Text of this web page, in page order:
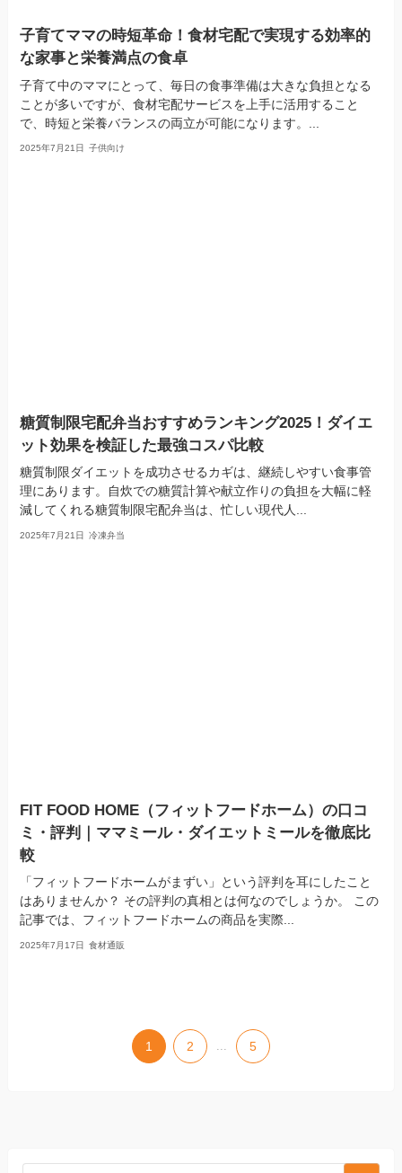
子育てママの時短革命！食材宅配で実現する効率的
な家事と栄養満点の食卓
子育て中のママにとって、毎日の食事準備は大きな負担となる
ことが多いですが、食材宅配サービスを上手に活用すること
で、時短と栄養バランスの両立が可能になります。...
2025年7月21日 子供向け
糖質制限宅配弁当おすすめランキング2025！ダイエ
ット効果を検証した最強コスパ比較
糖質制限ダイエットを成功させるカギは、継続しやすい食事管
理にあります。自炊での糖質計算や献立作りの負担を大幅に軽
減してくれる糖質制限宅配弁当は、忙しい現代人...
2025年7月21日 冷凍弁当
FIT FOOD HOME（フィットフードホーム）の口コ
ミ・評判｜ママミール・ダイエットミールを徹底比
較
「フィットフードホームがまずい」という評判を耳にしたこと
はありませんか？ その評判の真相とは何なのでしょうか。 この
記事では、フィットフードホームの商品を実際...
2025年7月17日 食材通販
1 2 ... 5